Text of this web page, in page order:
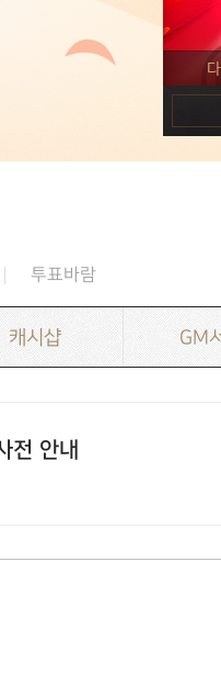
투표바람
캐시샵 GM
전 안내